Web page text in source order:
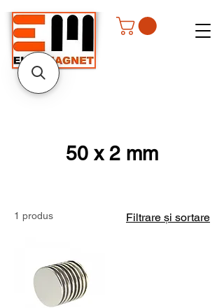
50 x 2 mm
1 produs Filtrare și sortare